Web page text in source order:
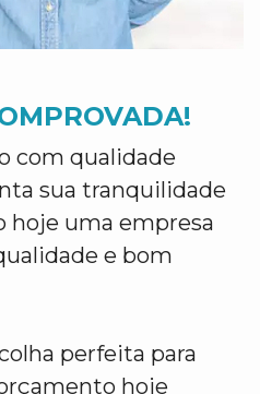
com qualidade
sua tranquilidade
hoje uma empresa
e bom
perfeita para
hoje